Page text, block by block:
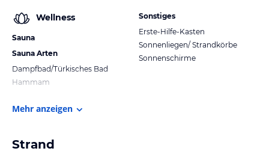
Wellness
Sauna
Sauna Arten
Dampfbad/Türkisches Bad
Hammam
Sonstiges
Erste-Hilfe-Kasten
Sonnenliegen/ Strandkörbe
Sonnenschirme
Mehr anzeigen
Strand